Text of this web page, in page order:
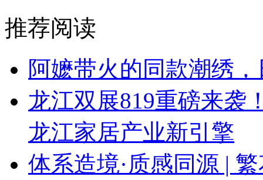
推荐阅读
阿嬷带火的同款潮绣
龙江双展819重磅来袭
龙江家居产业新引擎
体系造境·质感同源 |